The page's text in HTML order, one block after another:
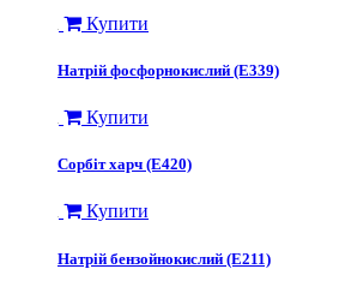
Купити
Натрій фосфорнокислий (Е339)
Купити
Сорбіт харч (Е420)
Купити
Натрій бензойнокислий (Е211)